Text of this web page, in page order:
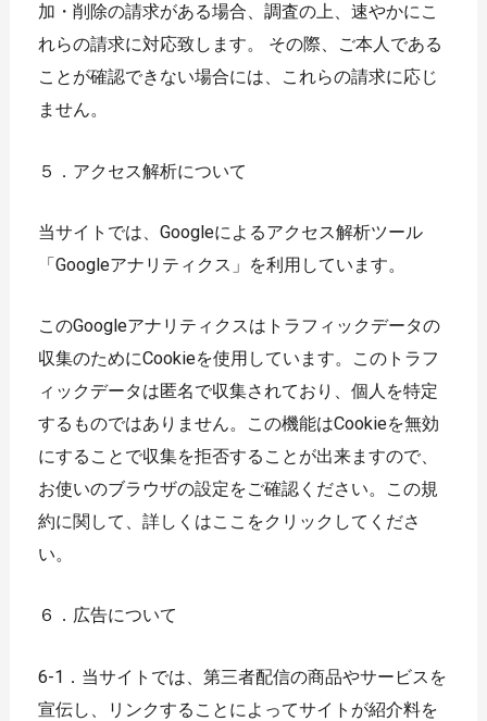
加・削除の請求がある場合、調査の上、速やかにこ
れらの請求に対応致します。 その際、ご本人である
ことが確認できない場合には、これらの請求に応じ
ません。
５．アクセス解析について
当サイトでは、Googleによるアクセス解析ツール
「Googleアナリティクス」を利用しています。
このGoogleアナリティクスはトラフィックデータの
収集のためにCookieを使用しています。このトラフ
ィックデータは匿名で収集されており、個人を特定
するものではありません。この機能はCookieを無効
にすることで収集を拒否することが出来ますので、
お使いのブラウザの設定をご確認ください。この規
約に関して、詳しくはここをクリックしてくださ
い。
６．広告について
6-1．当サイトでは、第三者配信の商品やサービスを
宣伝し、リンクすることによってサイトが紹介料を